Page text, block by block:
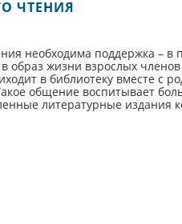
ЧТЕНИЯ
необходима поддержка – в
образ жизни взрослых
в библиотеку вместе с
общение воспитывает
литературные издания